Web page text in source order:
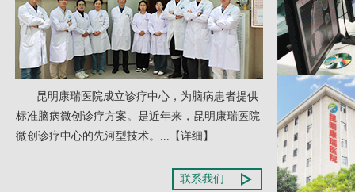
昆明康瑞医院成立诊疗中心，为脑病患者提供
标准脑病微创诊疗方案。是近年来，昆明康瑞医院
微创诊疗中心的先河型技术。... 【详细】
联系我们